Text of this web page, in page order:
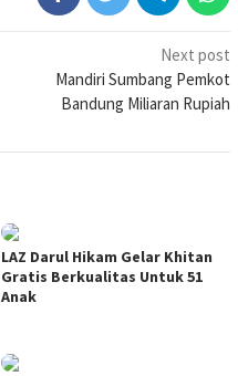
Next post
Mandiri Sumbang Pemkot
Bandung Miliaran Rupiah
LAZ Darul Hikam Gelar Khitan
Gratis Berkualitas Untuk 51
Anak